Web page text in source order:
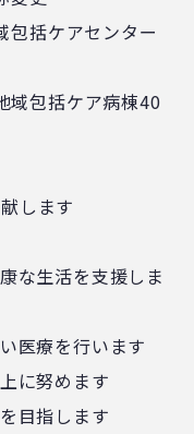
包括ケアセンター
域包括ケア病棟40
します
な生活を支援しま
医療を行います
に努めます
目指します